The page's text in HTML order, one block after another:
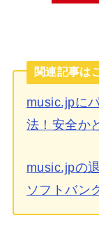
関連記事は
music.jpに
法！安全か
music.jpの
ソフトバン